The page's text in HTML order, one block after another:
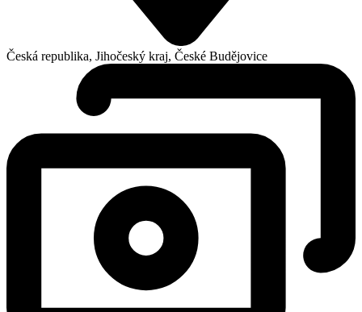
Česká republika, Jihočeský kraj, České Budějovice